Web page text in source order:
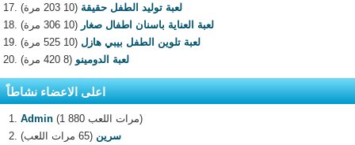
لعبة توليد الطفل حقيقة (10 203 مرة)
لعبة العناية باسنان اطفال صغار (10 306 مرة)
لعبة تلوين الطفل بيبي هازل (10 525 مرة)
لعبة الدومينو (8 420 مرة)
اعلى الاعضاء نشاطاً
Admin
(1 880 مرات اللعب)
سرين (65 مرات اللعب)